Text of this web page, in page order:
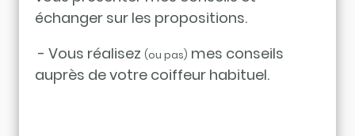
échanger sur les propositions.
- Vous réalisez (ou pas) mes conseils
auprès de votre coiffeur habituel.